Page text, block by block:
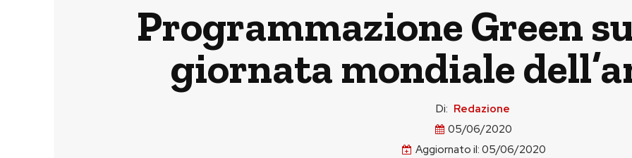
Programmazione Green
giornata mondiale
Di: Redazione
05/06/2020
Aggiornato il: 05/06/2020